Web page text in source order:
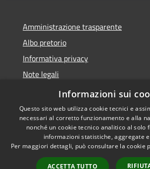
Amministrazione trasparente
Albo pretorio
Informativa privacy
Note legali
Dichiarazione di accessibilità
Accessibilità
Informazioni sui
Questo sito web utilizza cookie tecnici e
necessari al corretto funzionamento e alla
nonché un cookie tecnico analitico al solo
informazioni statistiche, aggregate
Per maggiori dettagli, può consultare la cookie
ACCETTA TUTTO